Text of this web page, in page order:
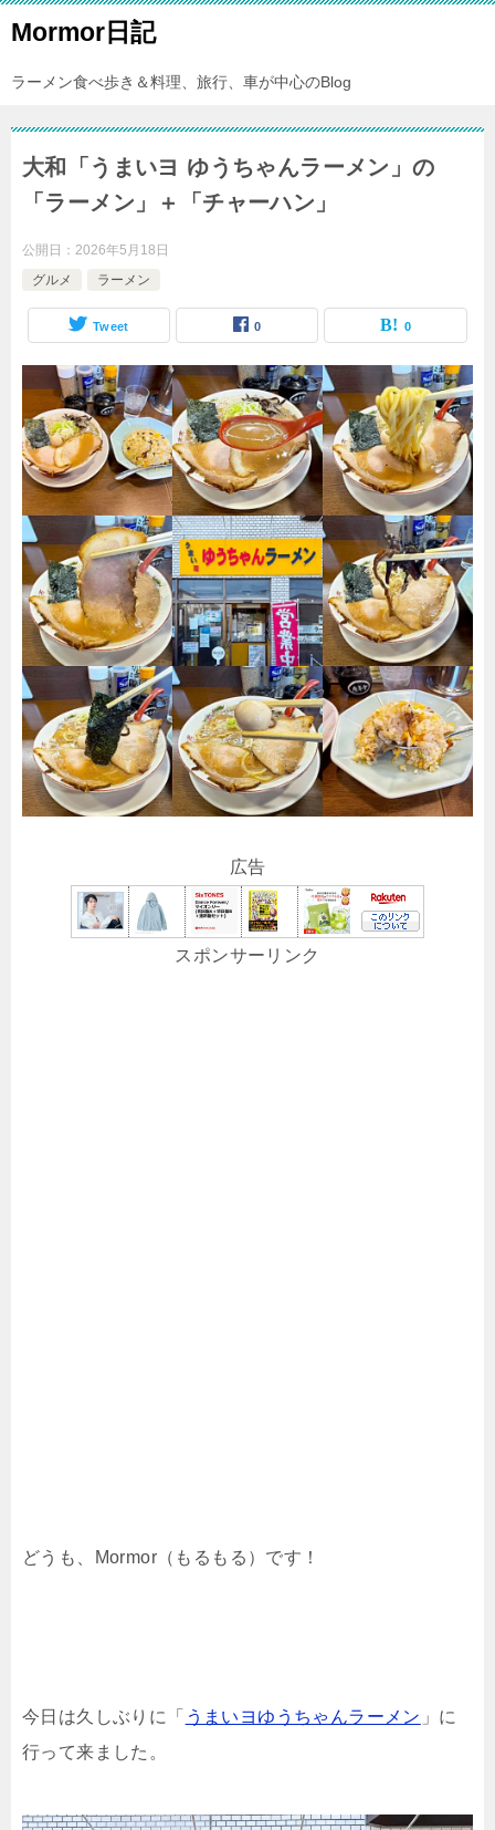
Mormor日記
ラーメン食べ歩き＆料理、旅行、車が中心のBlog
大和「うまいヨ ゆうちゃんラーメン」の
「ラーメン」＋「チャーハン」
公開日： 2026年5月18日
グルメ
ラーメン
Tweet 0 0
広告
スポンサーリンク
どうも、Mormor（もるもる）です！
今日は久しぶりに「 うまいヨゆうちゃんラーメン 」に
行って来ました。